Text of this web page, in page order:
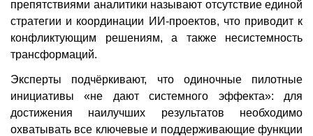
препятствиями аналитики называют отсутствие единой
стратегии и координации ИИ-проектов, что приводит к
конфликтующим решениям, а также несистемность
трансформаций.
Эксперты подчёркивают, что одиночные пилотные
инициативы «не дают системного эффекта»: для
достижения наилучших результатов необходимо
охватывать все ключевые и поддерживающие функции